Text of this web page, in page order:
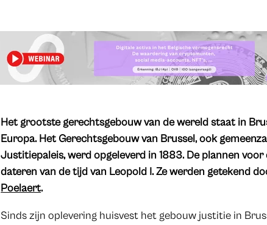
Het grootste gerechtsgebouw van de wereld staat in
Europa. Het Gerechtsgebouw van Brussel, ook
Justitiepaleis, werd opgeleverd in 1883. De plannen
dateren van de tijd van Leopold I. Ze werden getekend
Poelaert.
Sinds zijn oplevering huisvest het gebouw justitie in